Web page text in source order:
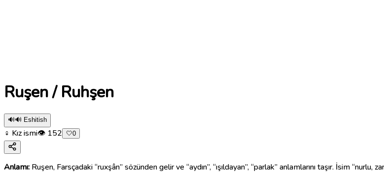
Ruşen / Ruhşen
🔊🔊 Eshitish
♀ Kız ismi👁 152 🤍0
Anlamı: Ruşen, Farsçadaki “ruxşân” sözünden gelir ve “aydın”, “ışıldayan”, “parlak” anlamlarını taşır. İsim “nurlu,